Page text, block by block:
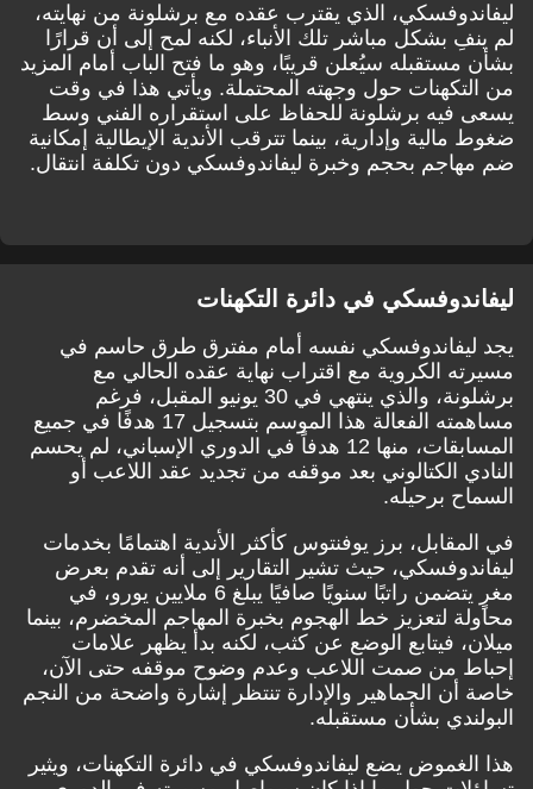
الذي يقترب عقده مع برشلونة من نهايته،
بشكل مباشر تلك الأنباء، لكنه لمح إلى أن قرارًا
سيُعلن قريبًا، وهو ما فتح الباب أمام المزيد
حول وجهته المحتملة. ويأتي هذا في وقت
فيه برشلونة للحفاظ على استقراره الفني وسط
وإدارية، بينما تترقب الأندية الإيطالية إمكانية
بحجم وخبرة ليفاندوفسكي دون تكلفة انتقال.
في دائرة التكهنات
نفسه أمام مفترق طرق حاسم في
الكروية مع اقتراب نهاية عقده الحالي مع
برشلونة، والذي ينتهي في 30 يونيو المقبل، فرغم
مساهمته الفعالة هذا الموسم بتسجيل 17 هدفًا في جميع
المسابقات، منها 12 هدفاً في الدوري الإسباني، لم يحسم
الكتالوني بعد موقفه من تجديد عقد اللاعب أو
برحيله.
برز يوفنتوس كأكثر الأندية اهتمامًا بخدمات
حيث تشير التقارير إلى أنه تقدم بعرض
مغرٍ يتضمن راتبًا سنويًا صافيًا يبلغ 6 ملايين يورو، في
لتعزيز خط الهجوم بخبرة المهاجم المخضرم، بينما
فيتابع الوضع عن كثب، لكنه بدأ يظهر علامات
من صمت اللاعب وعدم وضوح موقفه حتى الآن،
الجماهير والإدارة تنتظر إشارة واضحة من النجم
بشأن مستقبله.
يضع ليفاندوفسكي في دائرة التكهنات، ويثير